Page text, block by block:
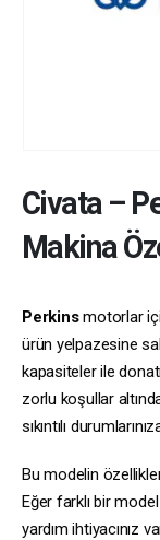
Civata–
Makina
Perkinsmotorlar
ürün yelpazesine
kapasiteler ile
zorlu koşullar
sıkıntılı
Bu modelin
Eğer farklı bir
yardım ihtiyacınız